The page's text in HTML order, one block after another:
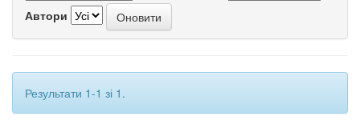
Автори
Результати 1-1 зі 1.